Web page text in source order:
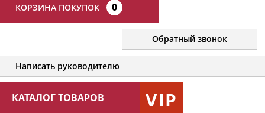
КОРЗИНА ПОКУПОК 0
Обратный звонок
Написать руководителю
КАТАЛОГ ТОВАРОВ VIP